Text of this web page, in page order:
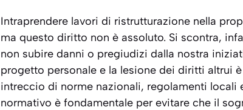
Intraprendere lavori di ristrutturazione nella
ma questo diritto non è assoluto. Si scontra,
non subire danni o pregiudizi dalla nostra
progetto personale e la lesione dei diritti altrui
intreccio di norme nazionali, regolamenti
normativo è fondamentale per evitare che il